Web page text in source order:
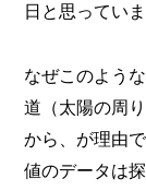
日と思ってい
なぜこのよう
道（太陽の周
から、が理由
値のデータは